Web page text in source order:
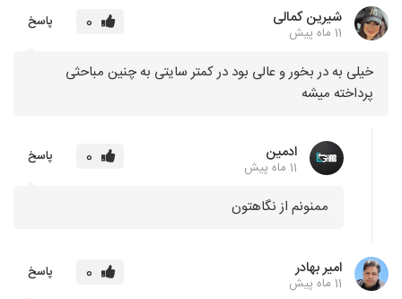
شیرین کمالی
11 ماه پیش 0 پاسخ
خیلی به در بخور و عالی بود در کمتر سایتی به چنین مباحثی
پرداخته میشه
ادمین
11 ماه پیش 0 پاسخ
ممنونم از نگاهتون
امیر بهادر
11 ماه پیش 0 پاسخ